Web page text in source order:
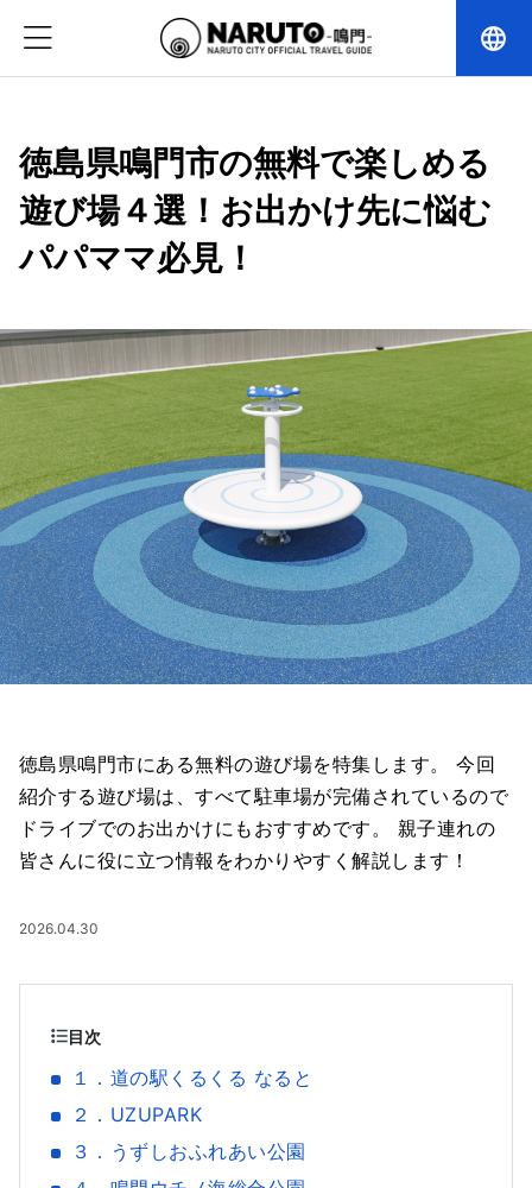
language
徳島県鳴門市の無料で楽しめる
遊び場４選！お出かけ先に悩む
パパママ必見！
徳島県鳴門市にある無料の遊び場を特集します。 今回
紹介する遊び場は、すべて駐車場が完備されているので
ドライブでのお出かけにもおすすめです。 親子連れの
皆さんに役に立つ情報をわかりやすく解説します！
2026.04.30
目次
１．道の駅くるくる なると
２．UZUPARK
３．うずしおふれあい公園